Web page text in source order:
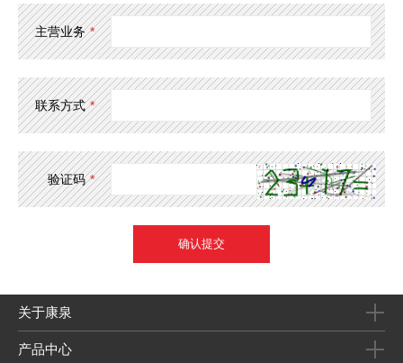
主营业务 *
联系方式 *
验证码 *
关于康泉
产品中心